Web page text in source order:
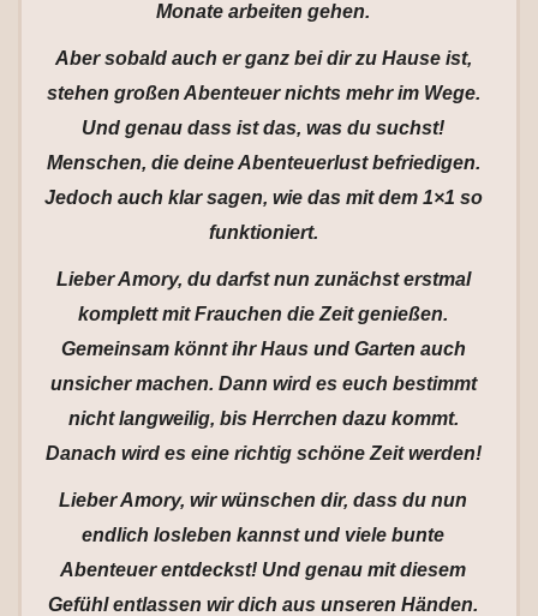
Monate arbeiten gehen.
Aber sobald auch er ganz bei dir zu Hause ist,
stehen großen Abenteuer nichts mehr im Wege.
Und genau dass ist das, was du suchst!
Menschen, die deine Abenteuerlust befriedigen.
Jedoch auch klar sagen, wie das mit dem 1×1 so
funktioniert.
Lieber Amory, du darfst nun zunächst erstmal
komplett mit Frauchen die Zeit genießen.
Gemeinsam könnt ihr Haus und Garten auch
unsicher machen. Dann wird es euch bestimmt
nicht langweilig, bis Herrchen dazu kommt.
Danach wird es eine richtig schöne Zeit werden!
Lieber Amory, wir wünschen dir, dass du nun
endlich losleben kannst und viele bunte
Abenteuer entdeckst! Und genau mit diesem
Gefühl entlassen wir dich aus unseren Händen.